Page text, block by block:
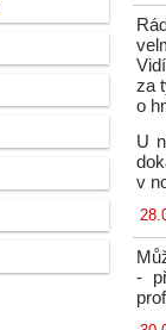
za
o
U
v
-